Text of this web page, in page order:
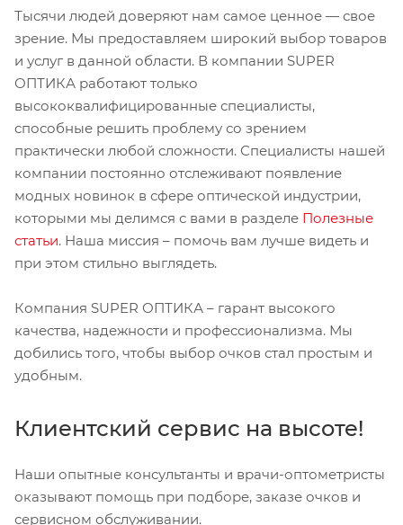
Тысячи людей доверяют нам самое ценное — свое
зрение. Мы предоставляем широкий выбор товаров
и услуг в данной области. В компании SUPER
ОПТИКА работают только
высококвалифицированные специалисты,
способные решить проблему со зрением
практически любой сложности. Специалисты нашей
компании постоянно отслеживают появление
модных новинок в сфере оптической индустрии,
которыми мы делимся с вами в разделе Полезные
статьи. Наша миссия – помочь вам лучше видеть и
при этом стильно выглядеть.
Компания SUPER ОПТИКА – гарант высокого
качества, надежности и профессионализма. Мы
добились того, чтобы выбор очков стал простым и
удобным.
Клиентский сервис на высоте!
Наши опытные консультанты и врачи-оптометристы
оказывают помощь при подборе, заказе очков и
сервисном обслуживании.